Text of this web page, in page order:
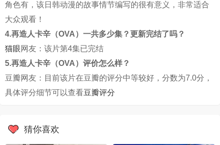
角色有，该日韩动漫的故事情节编写的很有意义，非常适合
大众观看！
4.再造人卡辛（OVA）一共多少集？更新完结了吗？
猫眼网友：该片第4集已完结
5.再造人卡辛（OVA）评价怎么样？
豆瓣网友：目前该片在豆瓣的评分中等较好，分数为7.0分，
具体评分细节可以查看豆瓣评分
猜你喜欢